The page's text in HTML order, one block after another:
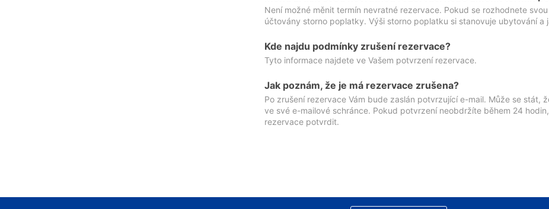
Není možné měnit termín nevratné rezervace. Pokud se rozhodnete
účtovány storno poplatky. Výši storno poplatku si stanovuje ubytování
Kde najdu podmínky zrušení rezervace?
Tyto informace najdete ve Vašem potvrzení rezervace.
Jak poznám, že je má rezervace zrušena?
Po zrušení rezervace Vám bude zaslán potvrzující e-mail. Může se stát,
ve své e-mailové schránce. Pokud potvrzení neobdržíte během 24
rezervace potvrdit.